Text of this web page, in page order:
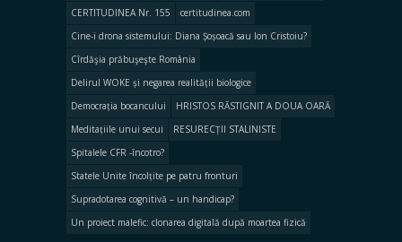
CERTITUDINEA Nr. 155
certitudinea.com
Cine-i drona sistemului: Diana Șoșoacă sau Ion Cristoiu?
Cîrdăşia prăbuşeşte România
Delirul WOKE și negarea realității biologice
Democrația bocancului
HRISTOS RĂSTIGNIT A DOUA OARĂ
Meditațiile unui secui
RESURECȚII STALINISTE
Spitalele CFR -încotro?
Statele Unite încolțite pe patru fronturi
Supradotarea cognitivă – un handicap?
Un proiect malefic: clonarea digitală după moartea fizică